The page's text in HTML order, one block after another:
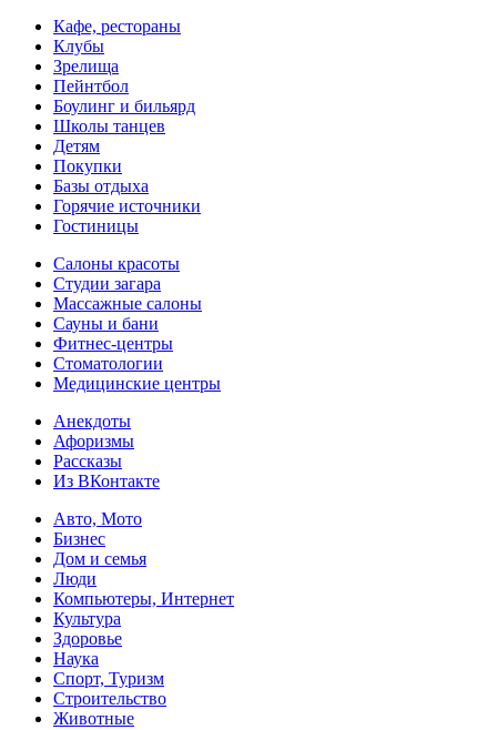
Кафе, рестораны
Клубы
Зрелища
Пейнтбол
Боулинг и бильярд
Школы танцев
Детям
Покупки
Базы отдыха
Горячие источники
Гостиницы
Салоны красоты
Студии загара
Массажные салоны
Сауны и бани
Фитнес-центры
Стоматологии
Медицинские центры
Анекдоты
Афоризмы
Рассказы
Из ВКонтакте
Авто, Мото
Бизнес
Дом и семья
Люди
Компьютеры, Интернет
Культура
Здоровье
Наука
Спорт, Туризм
Строительство
Животные